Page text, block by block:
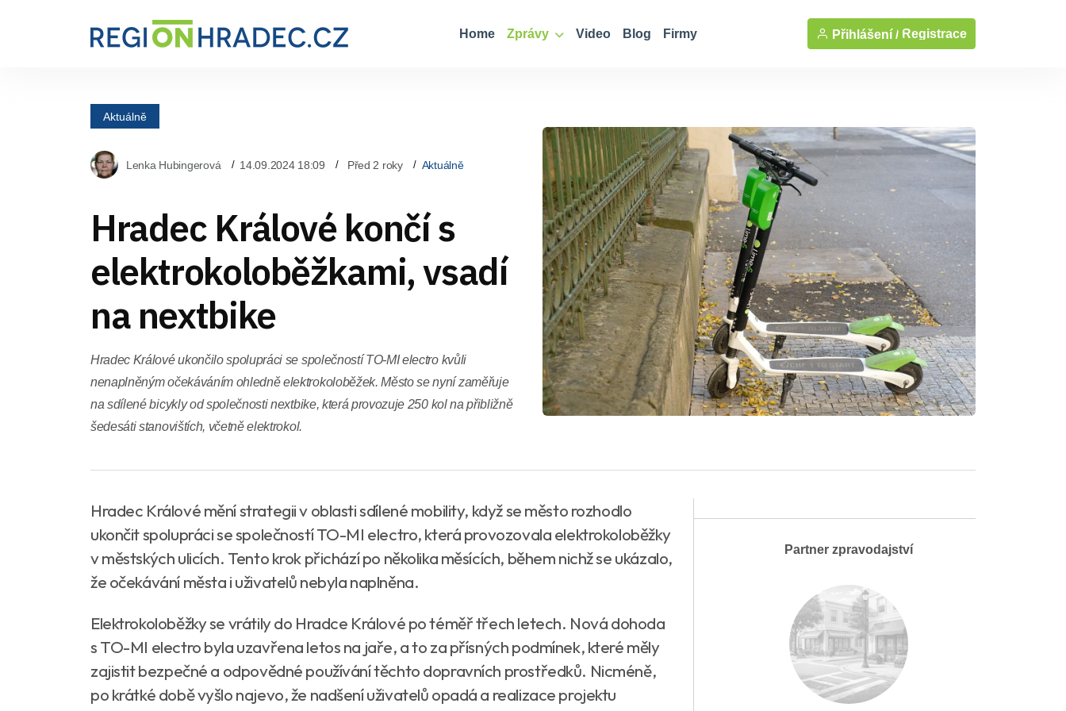
Home Zprávy Video Blog Firmy Přihlášení / Registrace
Aktuálně
Lenka Hubingerová 14.09.2024 18:09 Před 2 roky Aktuálně
Hradec Králové končí s
elektrokoloběžkami, vsadí
na nextbike
Hradec Králové ukončilo spolupráci se společností TO-MI electro kvůli
nenaplněným očekáváním ohledně elektrokoloběžek. Město se nyní zaměřuje
na sdílené bicykly od společnosti nextbike, která provozuje 250 kol na přibližně
šedesáti stanovištích, včetně elektrokol.
Hradec Králové mění strategii v oblasti sdílené mobility, když se město rozhodlo
ukončit spolupráci se společností TO-MI electro, která provozovala elektrokoloběžky
v městských ulicích. Tento krok přichází po několika měsících, během nichž se ukázalo,
že očekávání města i uživatelů nebyla naplněna.
Elektrokoloběžky se vrátily do Hradce Králové po téměř třech letech. Nová dohoda
s TO-MI electro byla uzavřena letos na jaře, a to za přísných podmínek, které měly
zajistit bezpečné a odpovědné používání těchto dopravních prostředků. Nicméně,
po krátké době vyšlo najevo, že nadšení uživatelů opadá a realizace projektu
Partner zpravodajství